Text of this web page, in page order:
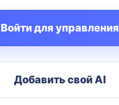
Войти для управления
Добавить свой AI